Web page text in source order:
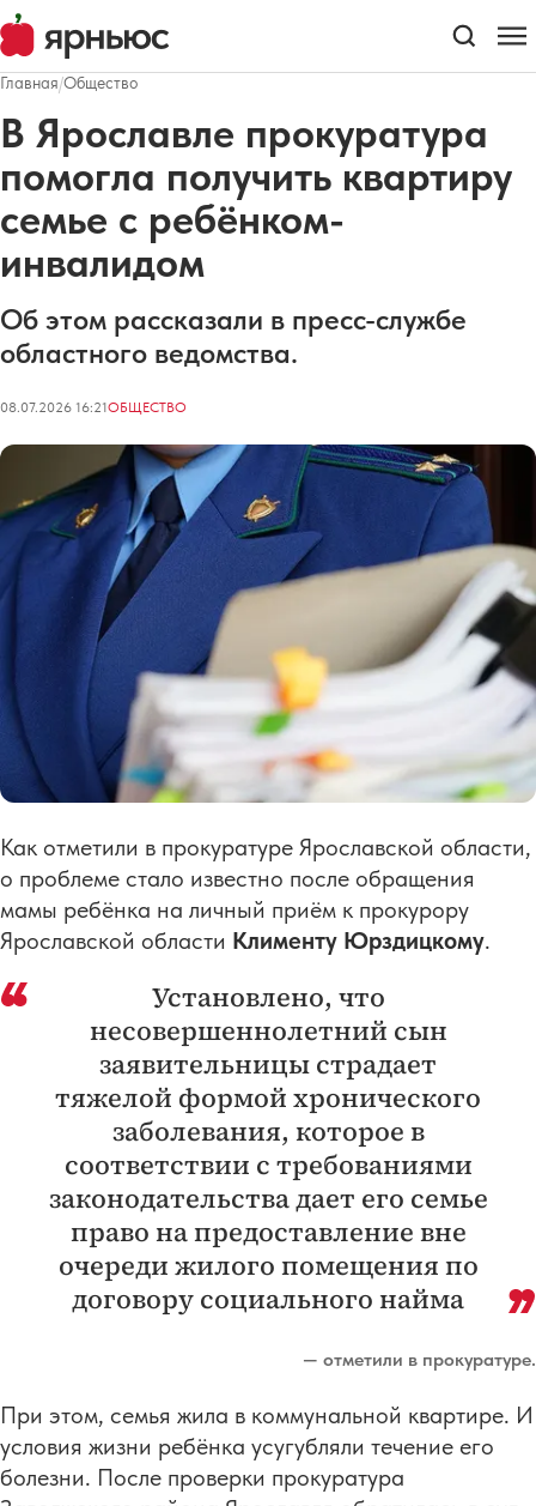
Главная/Общество
В Ярославле прокуратура
помогла получить квартиру
семье с ребёнком-
инвалидом
Об этом рассказали в пресс-службе
областного ведомства.
08.07.2026 16:21ОБЩЕСТВО
Как отметили в прокуратуре Ярославской области,
о проблеме стало известно после обращения
мамы ребёнка на личный приём к прокурору
Ярославской области Клименту Юрздицкому.
Установлено, что
несовершеннолетний сын
заявительницы страдает
тяжелой формой хронического
заболевания, которое в
соответствии с требованиями
законодательства дает его семье
право на предоставление вне
очереди жилого помещения по
договору социального найма
— отметили в прокуратуре.
При этом, семья жила в коммунальной квартире. И
условия жизни ребёнка усугубляли течение его
болезни. После проверки прокуратура